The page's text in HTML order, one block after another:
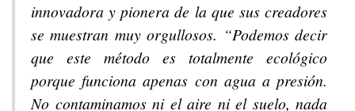
innovadora y pionera de la que sus creadores
se muestran muy orgullosos. “Podemos decir
que este método es totalmente ecológico
porque funciona apenas con agua a presión.
No contaminamos ni el aire ni el suelo, nada